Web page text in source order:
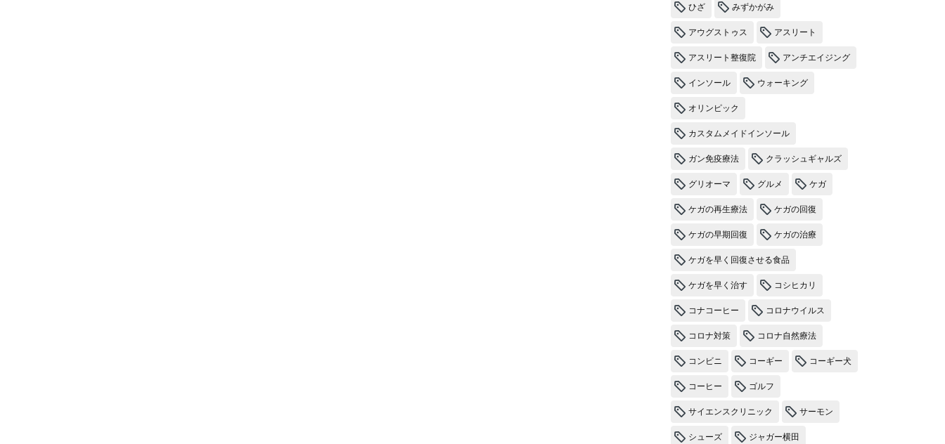
ひざ みずかがみ
アウグストゥス アスリート
アスリート整復院 アンチエイジング
インソール ウォーキング
オリンピック
カスタムメイドインソール
ガン免疫療法 クラッシュギャルズ
グリオーマ グルメ ケガ
ケガの再生療法 ケガの回復
ケガの早期回復 ケガの治療
ケガを早く回復させる食品
ケガを早く治す コシヒカリ
コナコーヒー コロナウイルス
コロナ対策 コロナ自然療法
コンビニ コーギー コーギー犬
コーヒー ゴルフ
サイエンスクリニック サーモン
シューズ ジャガー横田